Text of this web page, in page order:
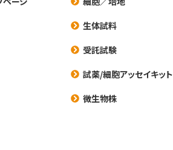
生体試料
受託試験
試薬/細胞アッセイキット
微生物株